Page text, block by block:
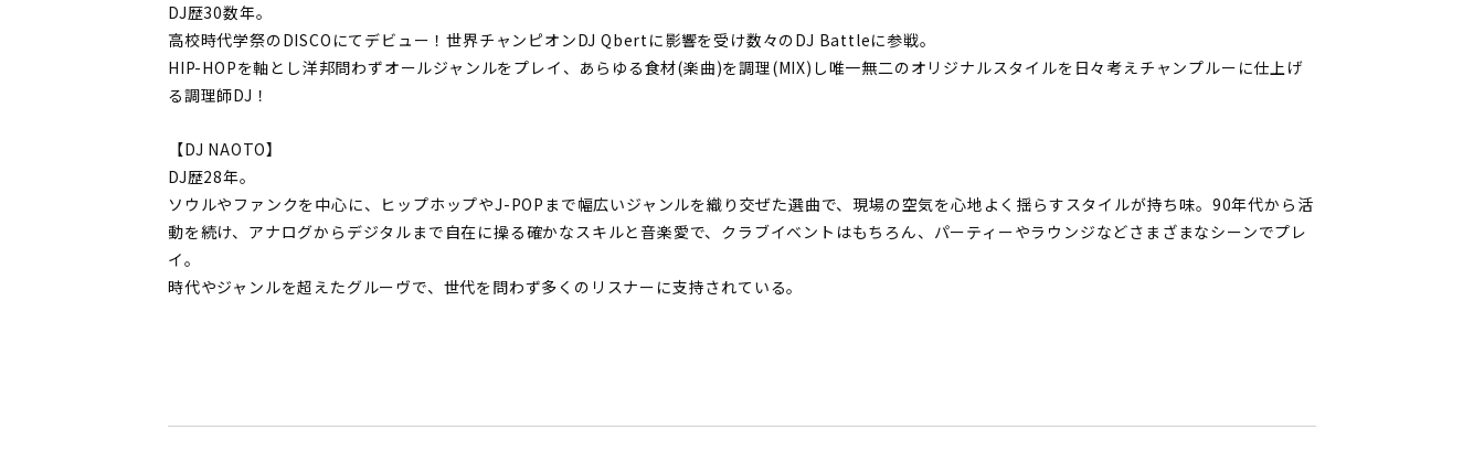
DJ歴30数年。
高校時代学祭のDISCOにてデビュー！世界チャンピオンDJ Qbertに影響を受け数々のDJ Battleに参戦。
HIP-HOPを軸とし洋邦問わずオールジャンルをプレイ、あらゆる食材(楽曲)を調理(MIX)し唯一無二のオリジナルスタイルを日々考えチャンプルーに仕上げ
る調理師DJ！
【DJ NAOTO】
DJ歴28年。
ソウルやファンクを中心に、ヒップホップやJ-POPまで幅広いジャンルを織り交ぜた選曲で、現場の空気を心地よく揺らすスタイルが持ち味。90年代から活
動を続け、アナログからデジタルまで自在に操る確かなスキルと音楽愛で、クラブイベントはもちろん、パーティーやラウンジなどさまざまなシーンでプレ
イ。
時代やジャンルを超えたグルーヴで、世代を問わず多くのリスナーに支持されている。